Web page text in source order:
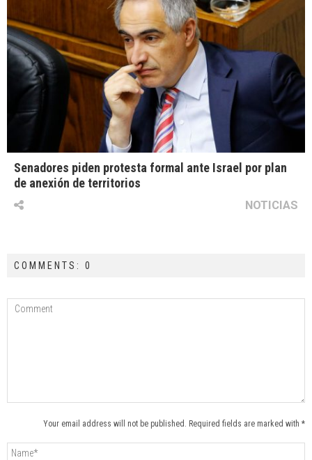
Senadores piden protesta formal ante Israel por plan
de anexión de territorios
NOTICIAS
COMMENTS: 0
Your email address will not be published. Required fields are marked with *